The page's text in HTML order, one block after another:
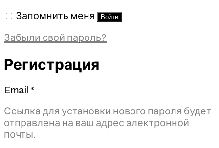
Запомнить меня Войти
Забыли свой пароль?
Регистрация
Email *Обязательно
Ссылка для установки нового пароля будет
отправлена ​​на ваш адрес электронной
почты.